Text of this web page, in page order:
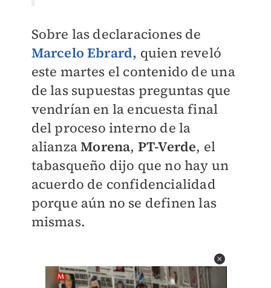
Sobre las declaraciones de
Marcelo Ebrard, quien reveló
este martes el contenido de una
de las supuestas preguntas que
vendrían en la encuesta final
del proceso interno de la
alianzaMorena, PT-Verde, el
tabasqueño dijo que no hay un
acuerdo de confidencialidad
porque aún no se definen las
mismas.